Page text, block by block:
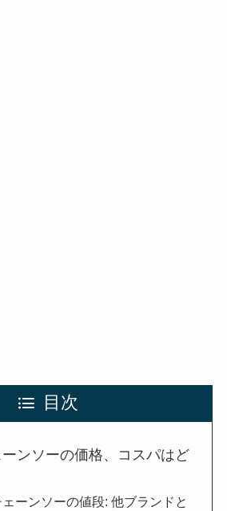
目次
ンソーの価格、コスパはど
ーンソーの値段: 他ブランドと